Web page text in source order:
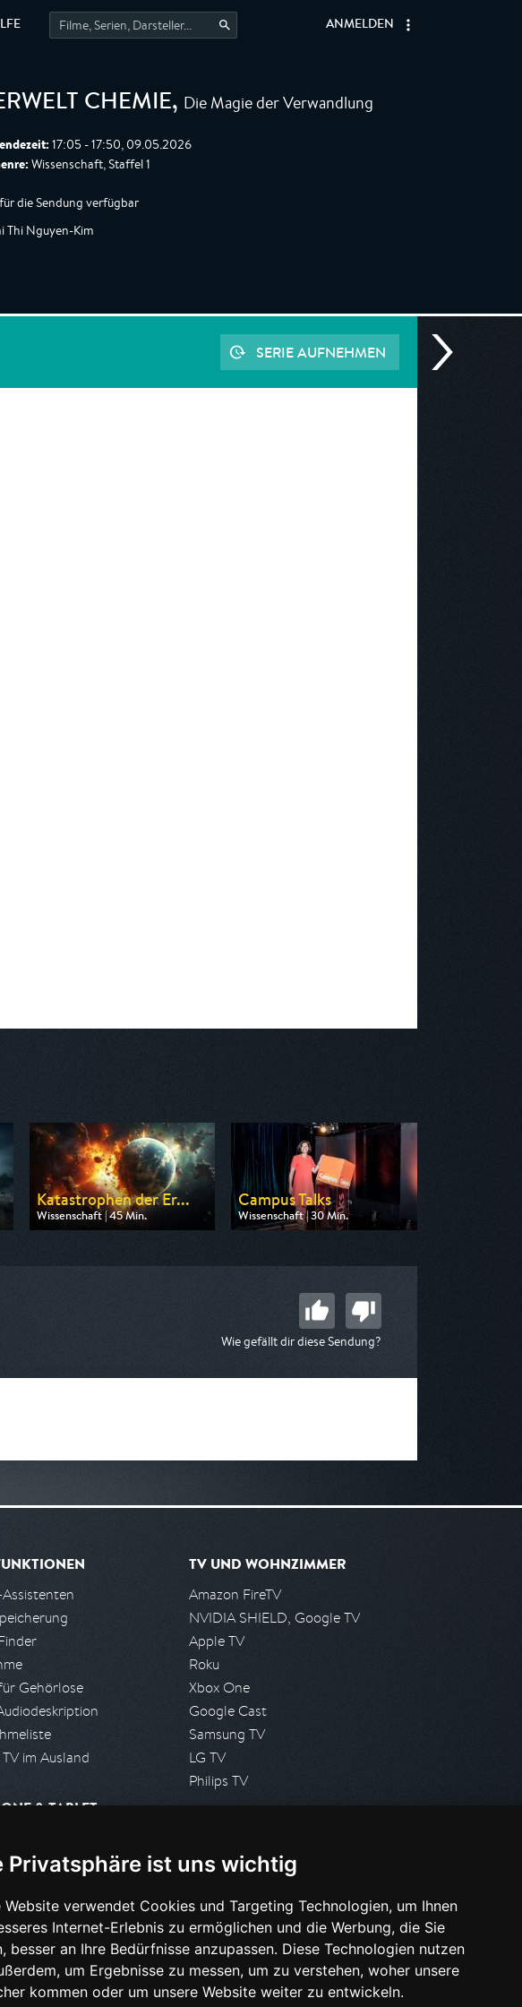
Privatsphäre ist uns wichtig
Website verwendet Cookies und Targeting Technologien, um Ihnen
Internet-Erlebnis zu ermöglichen und die Werbung, die Sie
besser an Ihre Bedürfnisse anzupassen. Diese Technologien nutzen
um Ergebnisse zu messen, um zu verstehen, woher unsere
kommen oder um unsere Website weiter zu entwickeln.
ANMELDEN
CHEMIE, Die Magie der Verwandlung
17:05 - 17:50, 09.05.2026
Wissenschaft, Staffel 1
die Sendung verfügbar
Thi Nguyen-Kim
SERIE AUFNEHMEN
Katastrophen der Er...
Wissenschaft | 45 Min.
Ausgestrahlt von ZDF info
Campus Talks
Wissenschaft | 30 Min.
Ausgestrahlt von ARD alpha
Wie gefällt dir diese Sendung?
Gehörlose
im Ausland
& TABLET
TV UND WOHNZIMMER
Amazon FireTV
NVIDIA SHIELD, Google TV
Apple TV
Roku
Xbox One
Google Cast
Samsung TV
LG TV
Philips TV
Presseanfrage stellen
HILFE & SUPPORT
Häufig gestellte Fragen
Anfrage stellen